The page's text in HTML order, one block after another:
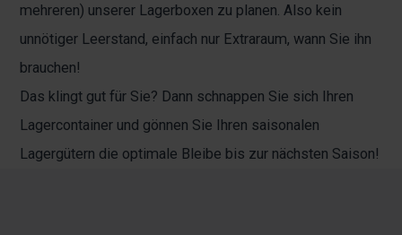
mehreren) unserer Lagerboxen zu planen. Also kein
unnötiger Leerstand, einfach nur Extraraum, wann Sie ihn
brauchen!
Das klingt gut für Sie? Dann schnappen Sie sich Ihren
Lagercontainer und gönnen Sie Ihren saisonalen
Lagergütern die optimale Bleibe bis zur nächsten Saison!